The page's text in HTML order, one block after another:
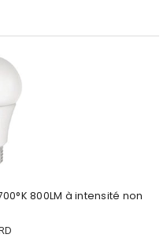
800LM à intensité non